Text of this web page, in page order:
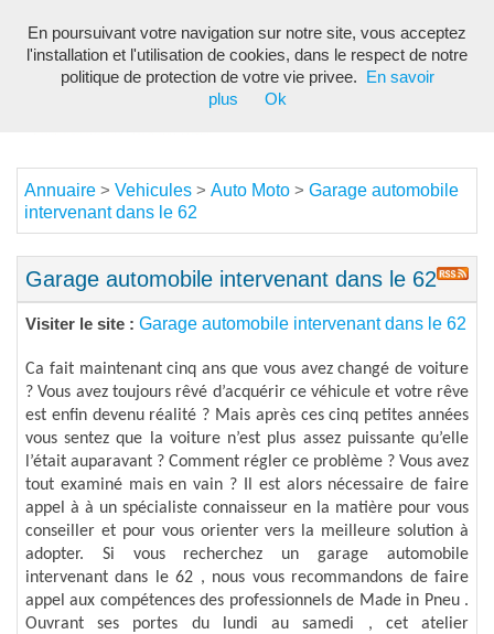
Annuaire > Vehicules > Auto Moto > Garage automobile
intervenant dans le 62
Garage automobile intervenant dans le 62
Visiter le site : Garage automobile intervenant dans le 62
Ca fait maintenant cinq ans que vous avez changé de voiture
? Vous avez toujours rêvé d’acquérir ce véhicule et votre rêve
est enfin devenu réalité ? Mais après ces cinq petites années
vous sentez que la voiture n’est plus assez puissante qu’elle
l’était auparavant ? Comment régler ce problème ? Vous avez
tout examiné mais en vain ? Il est alors nécessaire de faire
appel à à un spécialiste connaisseur en la matière pour vous
conseiller et pour vous orienter vers la meilleure solution à
adopter. Si vous recherchez un garage automobile
intervenant dans le 62 , nous vous recommandons de faire
appel aux compétences des professionnels de Made in Pneu .
Ouvrant ses portes du lundi au samedi , cet atelier
En poursuivant votre navigation sur notre site, vous acceptez
l'installation et l'utilisation de cookies, dans le respect de notre
politique de protection de votre vie privee.
En savoir
plus
Ok